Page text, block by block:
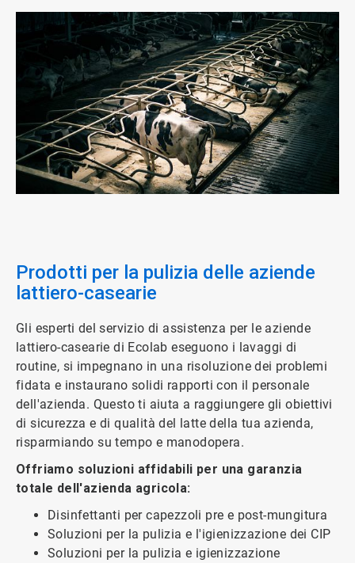
Prodotti per la pulizia delle aziende
lattiero-casearie
Gli esperti del servizio di assistenza per le aziende
lattiero-casearie di Ecolab eseguono i lavaggi di
routine, si impegnano in una risoluzione dei problemi
fidata e instaurano solidi rapporti con il personale
dell'azienda. Questo ti aiuta a raggiungere gli obiettivi
di sicurezza e di qualità del latte della tua azienda,
risparmiando su tempo e manodopera.
Offriamo soluzioni affidabili per una garanzia
totale dell'azienda agricola:
Disinfettanti per capezzoli pre e post-mungitura
Soluzioni per la pulizia e l'igienizzazione dei CIP
Soluzioni per la pulizia e igienizzazione